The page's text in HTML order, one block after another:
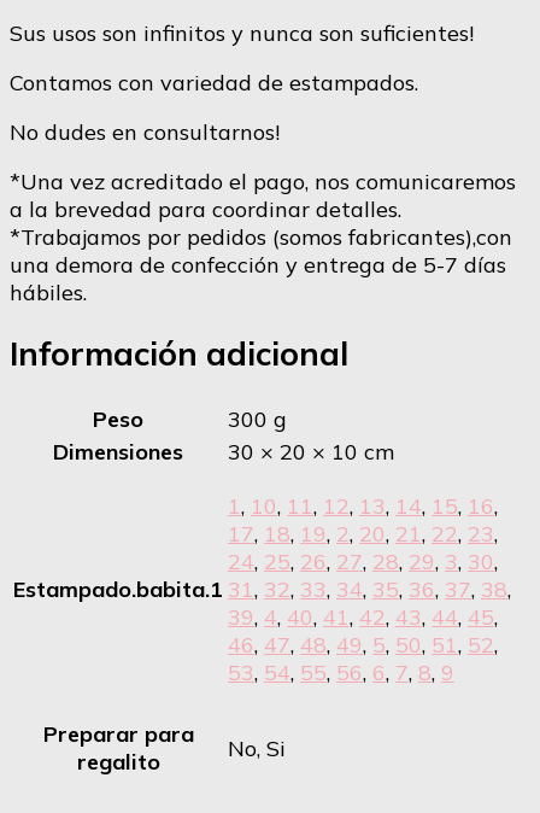
Sus usos son infinitos y nunca son suficientes!
Contamos con variedad de estampados.
No dudes en consultarnos!
*Una vez acreditado el pago, nos comunicaremos
a la brevedad para coordinar detalles.
*Trabajamos por pedidos (somos fabricantes),con
una demora de confección y entrega de 5-7 días
hábiles.
Información adicional
Peso
300 g
Dimensiones
30 × 20 × 10 cm
Estampado.babita.1
1, 10, 11, 12, 13, 14, 15, 16,
17, 18, 19, 2, 20, 21, 22, 23,
24, 25, 26, 27, 28, 29, 3, 30,
31, 32, 33, 34, 35, 36, 37, 38,
39, 4, 40, 41, 42, 43, 44, 45,
46, 47, 48, 49, 5, 50, 51, 52,
53, 54, 55, 56, 6, 7, 8, 9
Preparar para
regalito
No, Si